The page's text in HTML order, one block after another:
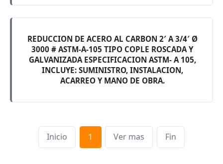
REDUCCION DE ACERO AL CARBON 2′ A 3/4′ Ø
3000 # ASTM-A-105 TIPO COPLE ROSCADA Y
GALVANIZADA ESPECIFICACION ASTM- A 105,
INCLUYE: SUMINISTRO, INSTALACION,
ACARREO Y MANO DE OBRA.
Inicio 1 Ver mas Fin